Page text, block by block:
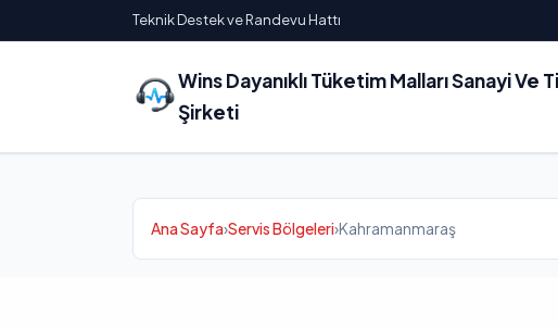
Teknik Destek ve Randevu Hattı
Wins Dayanıklı Tüketim Malları Sanayi
Şirketi
Ana Sayfa›Servis Bölgeleri›Kahramanmaraş